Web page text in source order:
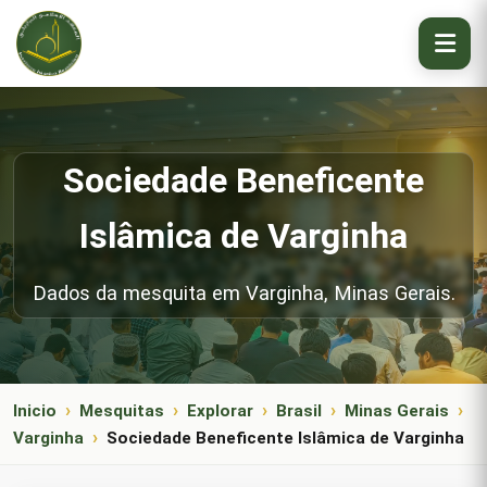
Sociedade Beneficente
Islâmica de Varginha
Dados da mesquita em Varginha, Minas Gerais.
Inicio Mesquitas Explorar Brasil
Minas Gerais
Varginha
Sociedade Beneficente Islâmica de Varginha